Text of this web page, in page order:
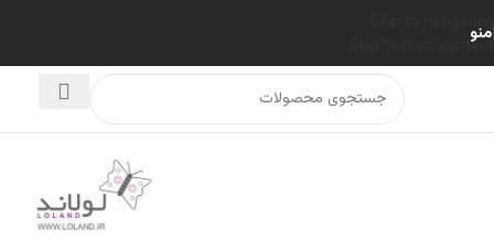
Skip to navigation
Skip to main content
منو